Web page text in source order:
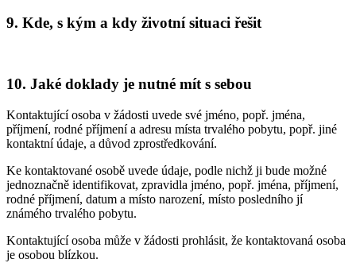
9. Kde, s kým a kdy životní situaci řešit
10. Jaké doklady je nutné mít s sebou
Kontaktující osoba v žádosti uvede své jméno, popř. jména,
příjmení, rodné příjmení a adresu místa trvalého pobytu, popř. jiné
kontaktní údaje, a důvod zprostředkování.
Ke kontaktované osobě uvede údaje, podle nichž ji bude možné
jednoznačně identifikovat, zpravidla jméno, popř. jména, příjmení,
rodné příjmení, datum a místo narození, místo posledního jí
známého trvalého pobytu.
Kontaktující osoba může v žádosti prohlásit, že kontaktovaná osoba
je osobou blízkou.